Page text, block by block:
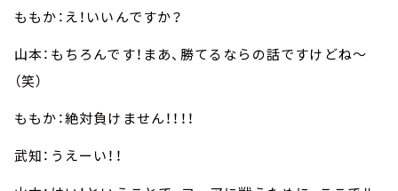
ももか：え！いいんですか？
山本：もちろんです！まあ、勝てるならの話ですけどね～
（笑）
ももか：絶対負けません！！！！
武知：うえーい！！